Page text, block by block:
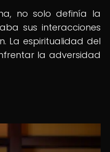
no solo definía la
sus interacciones
La espiritualidad del
la adversidad